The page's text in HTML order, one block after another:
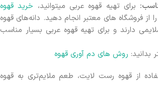
برای تهیه قهوه عربی میتوانید، خرید قهوه
از فروشگاه های معتبر انجام دهید. دانه‌های قهوه
دارند و برای تهیه قهوه عربی بسیار مناسب
بدانید: روش های دم آوری قهوه
از قهوه رست لایت، طعم ملایم‌تری به قهوه